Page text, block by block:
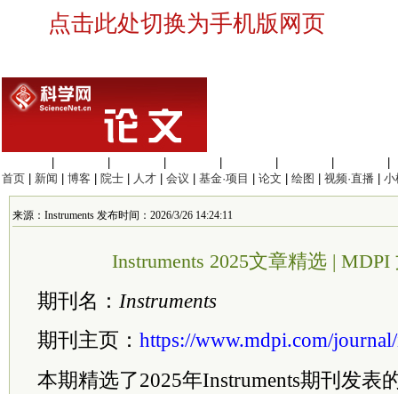
点击此处切换为手机版网页
首页
新闻 博客 院士 人才 会议 基金·项目 论文 绘图 视频·直播 小
来源：Instruments 发布时间：2026/3/26 14:24:11
Instruments 2025文章精选 |
期刊名： Instruments
期刊主页： https://www.mdpi.com/
本期精选了2025年Instruments期刊发表